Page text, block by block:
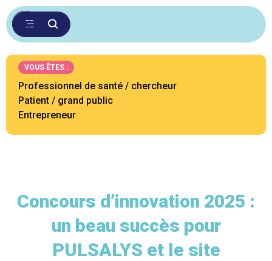
VOUS ÊTES :
Professionnel de santé / chercheur
Patient / grand public
Entrepreneur
Concours d’innovation 2025 :
un beau succès pour
PULSALYS et le site